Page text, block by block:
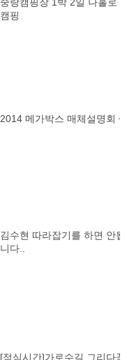
캠핑
2014 메가박스 매체설명회 ~
김수현 따라잡기를 하면 안됩
니다..
[점심시간]가로수길 그리다꿈